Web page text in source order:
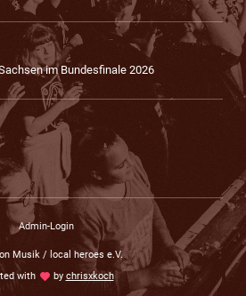
im Bundesfinale 2026
Admin-Login
Musik / local heroes e.V.
withlove by chrisxkoch